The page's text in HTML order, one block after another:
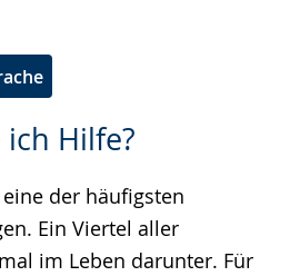
Hilfe?
der häufigsten
Ein Viertel aller
im Leben darunter. Für